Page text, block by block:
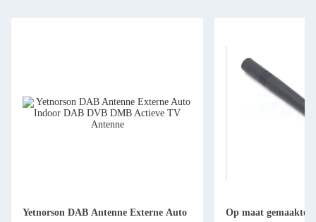
Yetnorson DAB Antenne Externe Auto
Op maat gemaakte